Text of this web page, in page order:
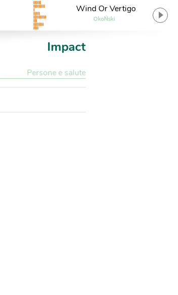
Wind Or Vertigo
OkoŃski
Impact
Persone e salute